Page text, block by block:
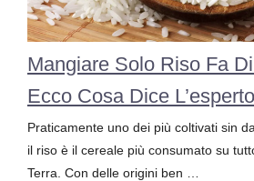
Mangiare Solo Riso Fa
Ecco Cosa Dice L’esperto
Praticamente uno dei più coltivati sin
il riso è il cereale più consumato su
Terra. Con delle origini ben …